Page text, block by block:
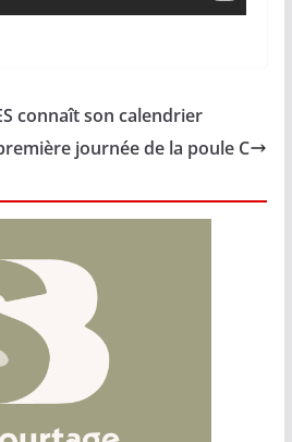
connaît son calendrier
journée de la poule C